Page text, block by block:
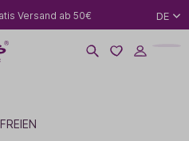
Versand ab 50€ DE